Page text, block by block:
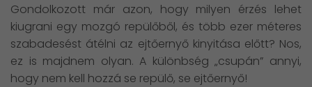
Gondolkozott már azon, hogy milyen érzés lehet
kiugrani egy mozgó repülőből, és több ezer méteres
szabadesést átélni az ejtőernyő kinyitása előtt? Nos,
ez is majdnem olyan. A különbség „csupán” annyi,
hogy nem kell hozzá se repülő, se ejtőernyő!